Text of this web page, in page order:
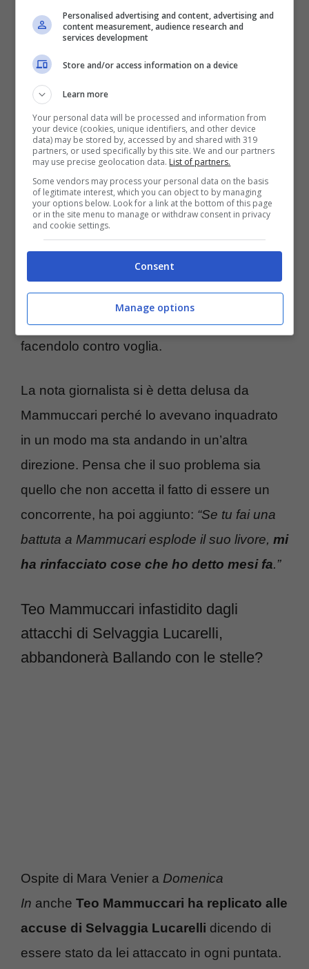
Dopo ciò che è successo aBallando con le
stelle
Selvaggia Lucarelli ha rotto il
silenzio per commentare la vicenda.
Senza giri di parole ha detto chele scuse
del comico non erano sincere
è stato solo un tentativo per riconquistare
l’approvazione del pubblico. Pensa che Teo
essere simpatico l’unico modo era quello di
chiederle scusa. Lei però è convinta che si
sia scusato con la testa e non con il cuore,
facendolo contro voglia.
La nota giornalista si è detta delusa da
Mammuccari perché lo avevano inquadrato
in un modo ma sta andando in un’altra
direzione. Pensa che il suo problema sia
quello che non accetta il fatto di essere un
concorrente, ha poi aggiunto: “Se tu fai una
battuta a Mammucari esplode il suo livore, mi
ha rinfacciato cose che ho detto mesi fa.”
Teo Mammuccari infastidito dagli
attacchi di Selvaggia Lucarelli,
abbandonerà Ballando con le stelle?
Ospite di Mara Venier a Domenica
In anche Teo Mammuccari ha replicato alle
accuse di Selvaggia Lucarelli dicendo di
essere stato da lei attaccato in ogni puntata.
Personalised advertising and content, advertising and
content measurement, audience research and
services development
Store and/or access information on a device
Learn more
Your personal data will be processed and information from
your device (cookies, unique identifiers, and other device
data) may be stored by, accessed by and shared with 319
partners, or used specifically by this site. We and our partners
may use precise geolocation data. List of partners.
Some vendors may process your personal data on the basis
of legitimate interest, which you can object to by managing
your options below. Look for a link at the bottom of this page
or in the site menu to manage or withdraw consent in privacy
and cookie settings.
Consent
Manage options